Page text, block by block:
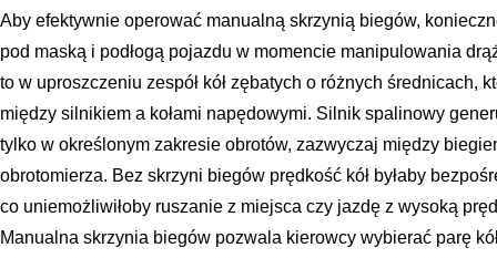
Aby efektywnie operować manualną skrzynią biegów,
pod maską i podłogą pojazdu w momencie manipulowania
to w uproszczeniu zespół kół zębatych o różnych średnicach,
między silnikiem a kołami napędowymi. Silnik spalinowy
tylko w określonym zakresie obrotów, zazwyczaj między
obrotomierza. Bez skrzyni biegów prędkość kół byłaby
co uniemożliwiłoby ruszanie z miejsca czy jazdę z wysoką
Manualna skrzynia biegów pozwala kierowcy wybierać parę